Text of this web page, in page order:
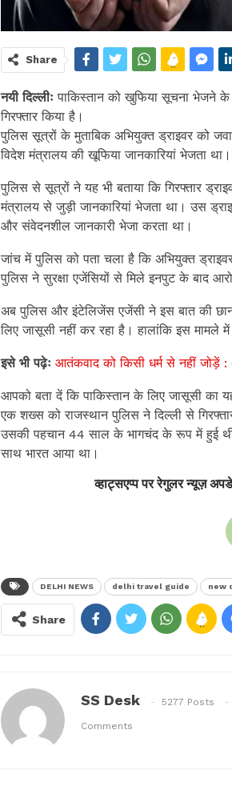
Share
नयी दिल्लीः पाकिस्तान को खुफिया सूचना भेजने के
गिरफ्तार किया है।
पुलिस सूत्रों के मुताबिक अभियुक्त ड्राइवर को
विदेश मंत्रालय की खूफिया जानकारियां भेजता
पुलिस से सूत्रों ने यह भी बताया कि गिरफ्तार
मंत्रालय से जुड़ी जानकारियां भेजता था। उस
और संवेदनशील जानकारी भेजा करता था।
जांच में पुलिस को पता चला है कि अभियुक्त
पुलिस ने सुरक्षा एजेंसियों से मिले इनपुट के बाद
अब पुलिस और इंटेलिजेंस एजेंसी ने इस बात की
लिए जासूसी नहीं कर रहा है। हालांकि इस मामले
इसे भी पढ़ेः आतंकवाद को किसी धर्म से नहीं जोड़ें :
आपको बता दें कि पाकिस्तान के लिए जासूसी का
एक शख्स को राजस्थान पुलिस ने दिल्ली से
उसकी पहचान 44 साल के भागचंद के रूप में हुई
साथ भारत आया था।
व्हाट्सएप्प पर रेगुलर न्यूज़
DELHI NEWS delhi travel guide new
Share
SS Desk 5277 Posts
Comments